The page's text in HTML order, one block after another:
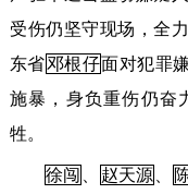
受伤仍坚守现场，全
东省邓根仔面对犯罪
施暴，身负重伤仍奋
牲。
徐闯 赵天源